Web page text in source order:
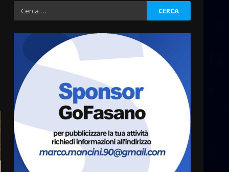
Ricerca
per:
3
Carta d’identità: continua il
straordinarie del Comune di
Fasano
6 Agosto 2026 14:16
5
Grazia Neglia, coordinatrice
cittadina di Fratelli d’Italia,
pronta a tornare in Consiglio
comunale
6 Agosto 2026 08:00